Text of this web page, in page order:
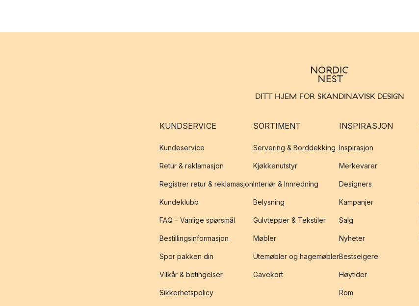
DITT HJEM FOR SKANDINAVISK DESIGN
KUNDSERVICE
Kundeservice
Retur & reklamasjon
Registrer retur & reklamasjon
Kundeklubb
FAQ – Vanlige spørsmål
Bestillingsinformasjon
Spor pakken din
Vilkår & betingelser
Sikkerhetspolicy
SORTIMENT
Servering & Borddekking
Kjøkkenutstyr
Interiør & Innredning
Belysning
Gulvtepper & Tekstiler
Møbler
Utemøbler og hagemøbler
Gavekort
INSPIRASJON
Inspirasjon
Merkevarer
Designers
Kampanjer
Salg
Nyheter
Bestselgere
Høytider
Rom